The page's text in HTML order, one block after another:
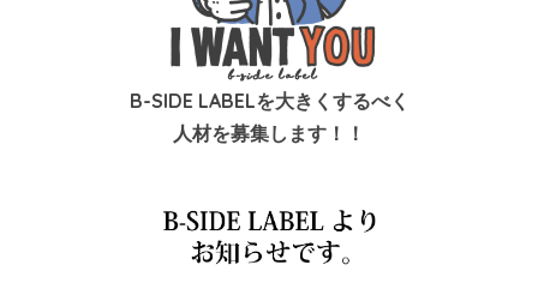
B-SIDE LABELを大きくするべく
人材を募集します！！